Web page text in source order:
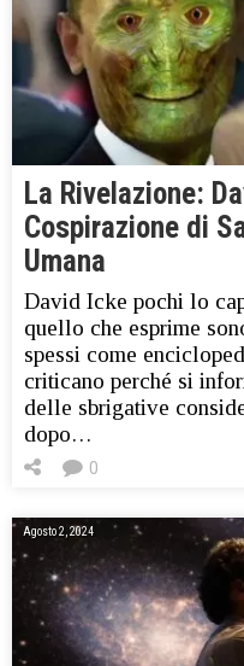
La Rivelazione:
Cospirazione di
Umana
David Icke pochi lo
quello che esprime
spessi come
criticano perché si
delle sbrigative
dopo…
0
Agosto 2, 2024